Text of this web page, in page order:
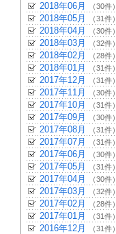
2018年06月 （30件）
2018年05月 （31件）
2018年04月 （30件）
2018年03月 （32件）
2018年02月 （28件）
2018年01月 （31件）
2017年12月 （31件）
2017年11月 （30件）
2017年10月 （31件）
2017年09月 （30件）
2017年08月 （31件）
2017年07月 （31件）
2017年06月 （30件）
2017年05月 （31件）
2017年04月 （30件）
2017年03月 （32件）
2017年02月 （28件）
2017年01月 （31件）
2016年12月 （31件）